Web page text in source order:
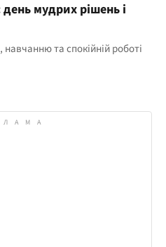
мудрих рішень і
та спокійній роботі